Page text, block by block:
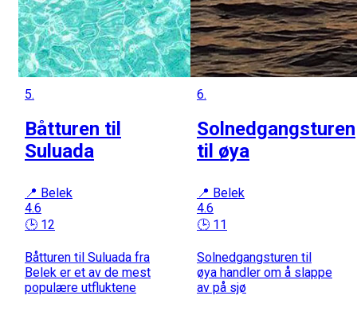
5.
Båtturen til
Suluada
📍 Belek
4.6
🕒 12
Båtturen til Suluada fra
Belek er et av de mest
populære utfluktene
6.
Solnedgangsturen
til øya
📍 Belek
4.6
🕒 11
Solnedgangsturen til
øya handler om å slappe
av på sjø